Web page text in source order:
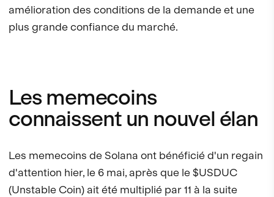
amélioration des conditions de la demande et une
plus grande confiance du marché.
Les memecoins
connaissent un nouvel élan
Les memecoins de Solana ont bénéficié d'un regain
d'attention hier, le 6 mai, après que le $USDUC
(Unstable Coin) ait été multiplié par 11 à la suite